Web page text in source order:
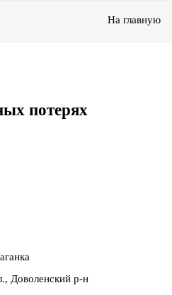
На главную
потерях
Доволенский р-н